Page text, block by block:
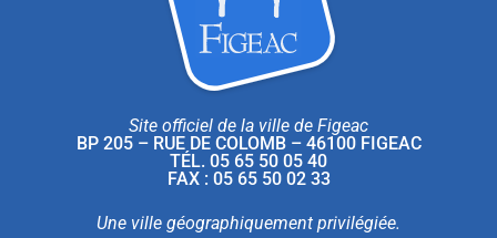
Site officiel de la ville de Figeac
BP 205 – RUE DE COLOMB – 46100 FIGEAC
TÉL. 05 65 50 05 40
FAX : 05 65 50 02 33
Une ville géographiquement privilégiée.